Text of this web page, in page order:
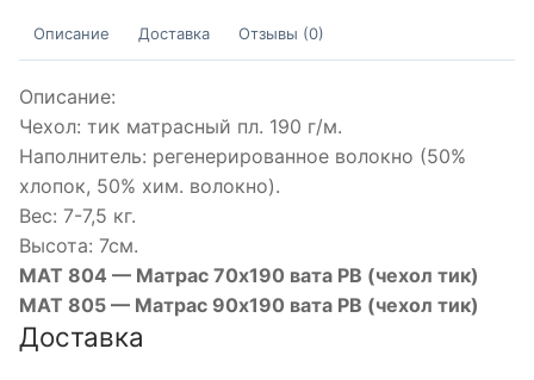
Описание Доставка Отзывы (0)
Описание:
Чехол: тик матрасный пл. 190 г/м.
Наполнитель: регенерированное волокно (50%
хлопок, 50% хим. волокно).
Вес: 7-7,5 кг.
Высота: 7см.
МАТ 804 — Матрас 70х190 вата РВ (чехол тик)
МАТ 805 — Матрас 90х190 вата РВ (чехол тик)
Доставка